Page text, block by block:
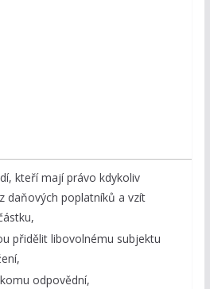
kteří mají právo kdykoliv
daňových poplatníků a vzít
přidělit libovolnému subjektu
odpovědní,